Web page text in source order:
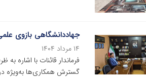
جهاددانشگاهی بازوی
۱۴ مرداد ۱۴۰۴
فرماندار قائنات با اشاره
گسترش همکاری‌ها به‌ویژه